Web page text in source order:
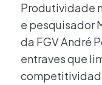
Produtividade
e pesquisador
da FGV André
entraves que